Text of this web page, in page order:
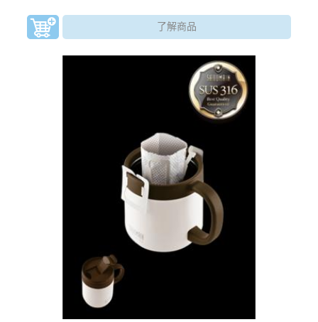
了解商品